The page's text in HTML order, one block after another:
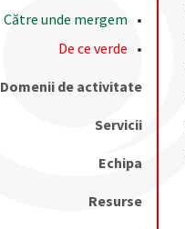
Către unde mergem
De ce verde
Domenii de activitate
Servicii
Echipa
Resurse